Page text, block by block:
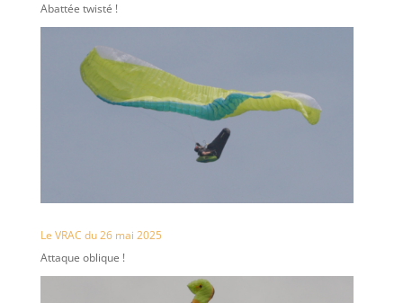
Abattée twisté !
Le VRAC du 26 mai 2025
Attaque oblique !